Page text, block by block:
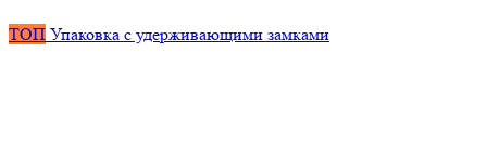
ТОП Упаковка с удерживающими замками